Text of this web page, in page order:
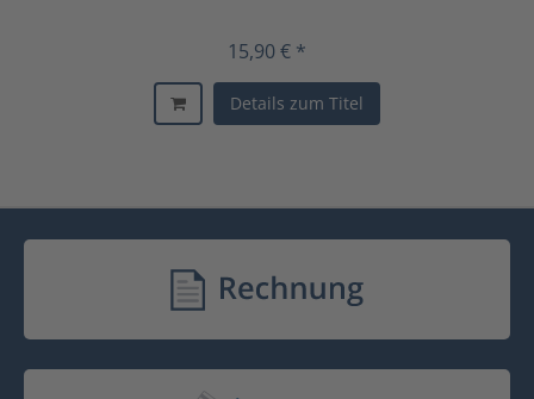
15,90 € *
Details zum Titel